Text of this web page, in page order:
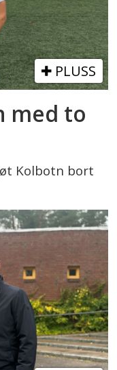
PLUSS
med to
Kolbotn bort